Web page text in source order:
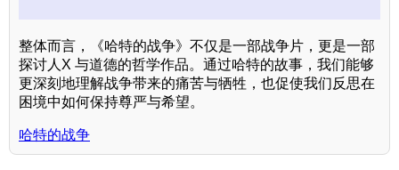
整体而言，《哈特的战争》不仅是一部战争片，更是一部
探讨人X 与道德的哲学作品。通过哈特的故事，我们能够
更深刻地理解战争带来的痛苦与牺牲，也促使我们反思在
困境中如何保持尊严与希望。
哈特的战争